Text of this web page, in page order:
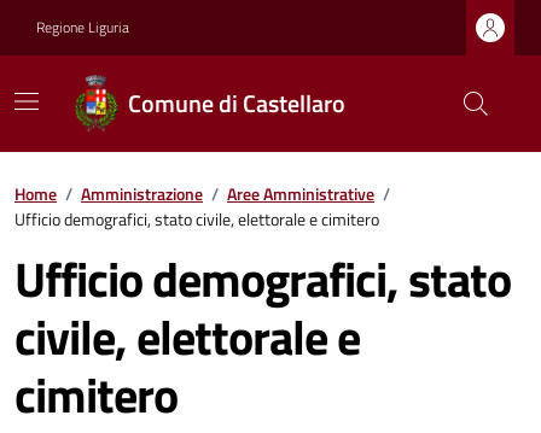
Regione Liguria
Comune di Castellaro
Home / Amministrazione / Aree Amministrative /
Ufficio demografici, stato civile, elettorale e cimitero
Ufficio demografici, stato
civile, elettorale e
cimitero